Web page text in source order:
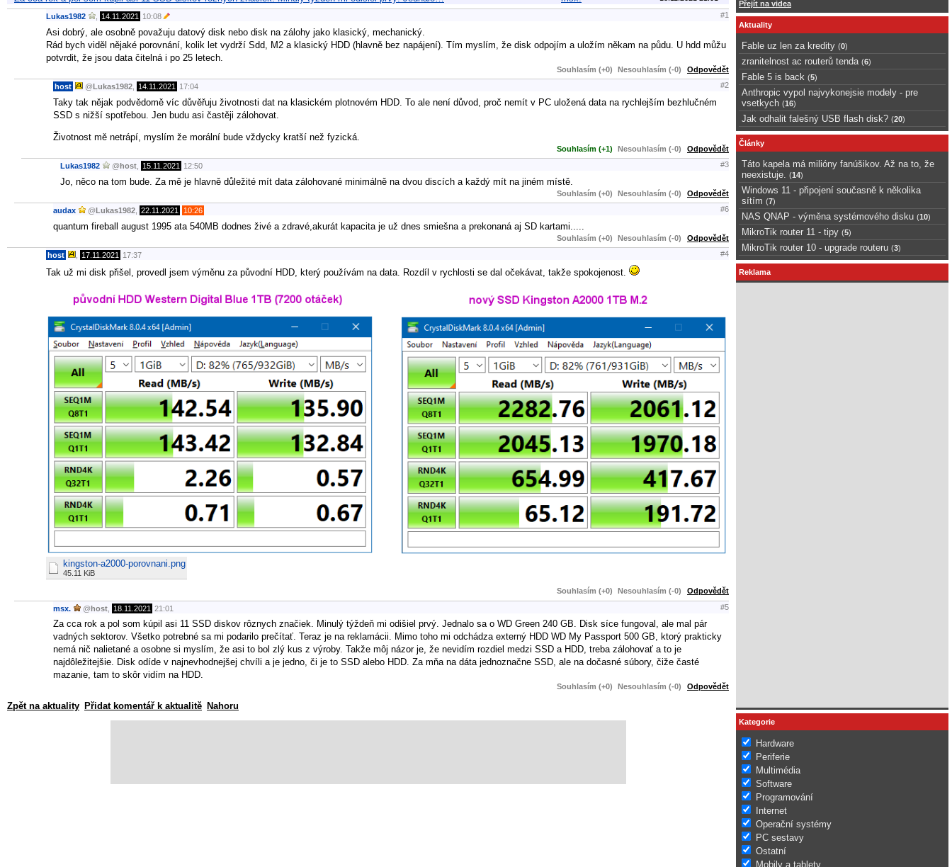
Lukas1982 14.11.2021 10:08 #1
Asi dobrý, ale osobně považuju datový disk nebo disk na zálohy jako klasický, mechanický.
Rád bych viděl nějaké porovnání, kolik let vydrží Sdd, M2 a klasický HDD (hlavně bez napájení). Tím myslím, že disk odpojím a uložím někam na půdu. U hdd můžu
potvrdit, že jsou data čitelná i po 25 letech.
Souhlasím (+0) Nesouhlasím (-0) Odpovědět
host @Lukas1982 14.11.2021 17:04 #2
Taky tak nějak podvědomě víc důvěřuju životnosti dat na klasickém plotnovém HDD. To ale není důvod, proč nemít v PC uložená data na rychlejším bezhlučném
SSD s nižší spotřebou. Jen budu asi častěji zálohovat.
Životnost mě netrápí, myslím že morální bude vždycky kratší než fyzická.
Souhlasím (+1) Nesouhlasím (-0) Odpovědět
Lukas1982 @host 15.11.2021 12:50 #3
Jo, něco na tom bude. Za mě je hlavně důležité mít data zálohované minimálně na dvou discích a každý mít na jiném místě.
Souhlasím (+0) Nesouhlasím (-0) Odpovědět
audax @Lukas1982 22.11.2021 10:26 #6
quantum fireball august 1995 ata 540MB dodnes živé a zdravé,akurát kapacita je už dnes smiešna a prekonaná aj SD kartami.....
Souhlasím (+0) Nesouhlasím (-0) Odpovědět
host 17.11.2021 17:37 #4
Tak už mi disk přišel, provedl jsem výměnu za původní HDD, který používám na data. Rozdíl v rychlosti se dal očekávat, takže spokojenost.
kingston-a2000-porovnani.png
45.11 KiB
Souhlasím (+0) Nesouhlasím (-0) Odpovědět
msx. @host 18.11.2021 21:01 #5
Za cca rok a pol som kúpil asi 11 SSD diskov rôznych značiek. Minulý týždeň mi odišiel prvý. Jednalo sa o WD Green 240 GB. Disk síce fungoval, ale mal pár
vadných sektorov. Všetko potrebné sa mi podarilo prečítať. Teraz je na reklamácii. Mimo toho mi odchádza externý HDD WD My Passport 500 GB, ktorý prakticky
nemá nič nalietané a osobne si myslím, že asi to bol zlý kus z výroby. Takže môj názor je, že nevidím rozdiel medzi SSD a HDD, treba zálohovať a to je
najdôležitejšie. Disk odíde v najnevhodnejšej chvíli a je jedno, či je to SSD alebo HDD. Za mňa na dáta jednoznačne SSD, ale na dočasné súbory, čiže časté
mazanie, tam to skôr vidím na HDD.
Souhlasím (+0) Nesouhlasím (-0) Odpovědět
Zpět na aktuality Přidat komentář k aktualitě Nahoru
Přejít na videa
Aktuality
Fable uz len za kredity (0)
zranitelnost ac routerů tenda (6)
Fable 5 is back (5)
Anthropic vypol najvykonejsie modely - pre
vsetkych (16)
Jak odhalit falešný USB flash disk? (20)
Články
Táto kapela má milióny fanúšikov. Až na to, že
neexistuje.
(14)
Windows 11 - připojení současně k několika
sítím (7)
NAS QNAP - výměna systémového disku (10)
MikroTik router 11 - tipy (5)
MikroTik router 10 - upgrade routeru (3)
Reklama
Kategorie
Hardware
Periferie
Multimédia
Software
Programování
Internet
Operační systémy
PC sestavy
Ostatní
Mobily a tablety